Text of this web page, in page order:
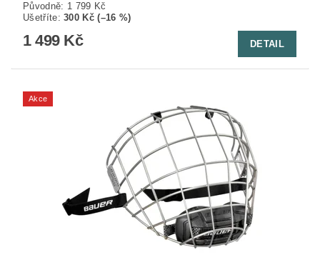
Původně: 1 799 Kč
Ušetříte:300 Kč (–16 %)
1 499 Kč DETAIL
Akce